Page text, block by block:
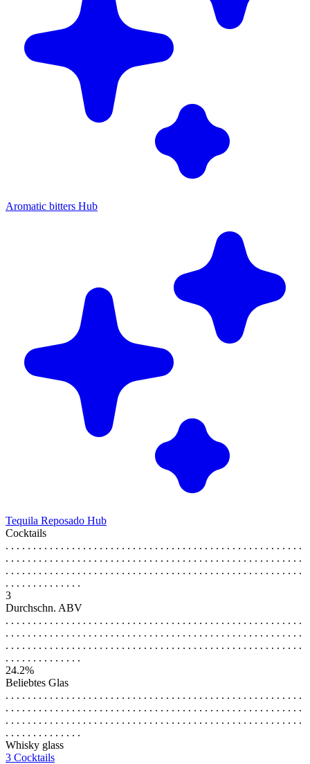
Aromatic bitters Hub
Tequila Reposado Hub
Cocktails
. . . . . . . . . . . . . . . . . . . . . . . . . . . . . . . . . . . . . . . . . . . . . . . . . . . . . .
. . . . . . . . . . . . . . . . . . . . . . . . . . . . . . . . . . . . . . . . . . . . . . . . . . . . . .
. . . . . . . . . . . . . . . . . . . . . . . . . . . . . . . . . . . . . . . . . . . . . . . . . . . . . .
. . . . . . . . . . . . . .
3
Durchschn. ABV
. . . . . . . . . . . . . . . . . . . . . . . . . . . . . . . . . . . . . . . . . . . . . . . . . . . . . .
. . . . . . . . . . . . . . . . . . . . . . . . . . . . . . . . . . . . . . . . . . . . . . . . . . . . . .
. . . . . . . . . . . . . . . . . . . . . . . . . . . . . . . . . . . . . . . . . . . . . . . . . . . . . .
. . . . . . . . . . . . . .
24.2%
Beliebtes Glas
. . . . . . . . . . . . . . . . . . . . . . . . . . . . . . . . . . . . . . . . . . . . . . . . . . . . . .
. . . . . . . . . . . . . . . . . . . . . . . . . . . . . . . . . . . . . . . . . . . . . . . . . . . . . .
. . . . . . . . . . . . . . . . . . . . . . . . . . . . . . . . . . . . . . . . . . . . . . . . . . . . . .
. . . . . . . . . . . . . .
Whisky glass
3 Cocktails